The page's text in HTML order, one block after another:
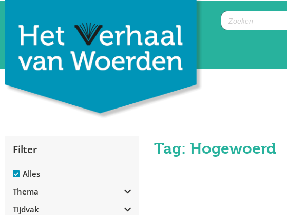
Filter
Alles
Thema
Tijdvak
Tag: Hogewoerd